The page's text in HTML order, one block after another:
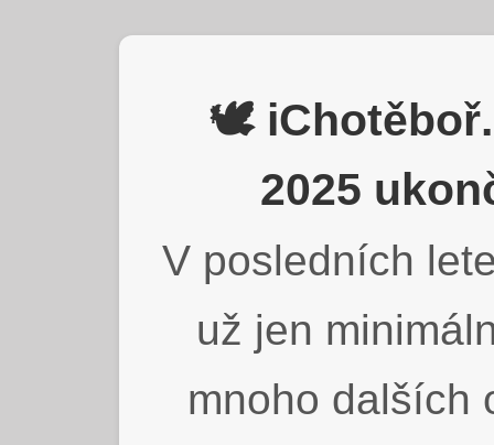
🕊️
2025
V posledních
už jen
mnoho dalších